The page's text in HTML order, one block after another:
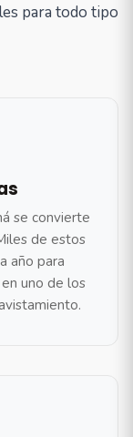
para todo tipo
se convierte
de estos
año para
uno de los